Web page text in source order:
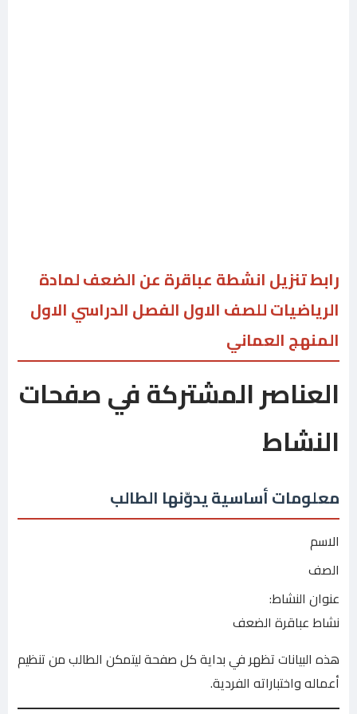
رابط تنزيل انشطة عباقرة عن الضعف لمادة
الرياضيات للصف الاول الفصل الدراسي الاول
المنهج العماني
العناصر المشتركة في صفحات
النشاط
معلومات أساسية يدوّنها الطالب
الاسم
الصف
عنوان النشاط:
نشاط عباقرة الضعف
هذه البيانات تظهر في بداية كل صفحة ليتمكن الطالب من تنظيم
أعماله واختباراته الفردية.